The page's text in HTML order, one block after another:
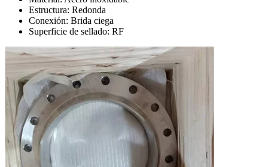
Estructura: Redonda
Conexión: Brida ciega
Superficie de sellado: RF